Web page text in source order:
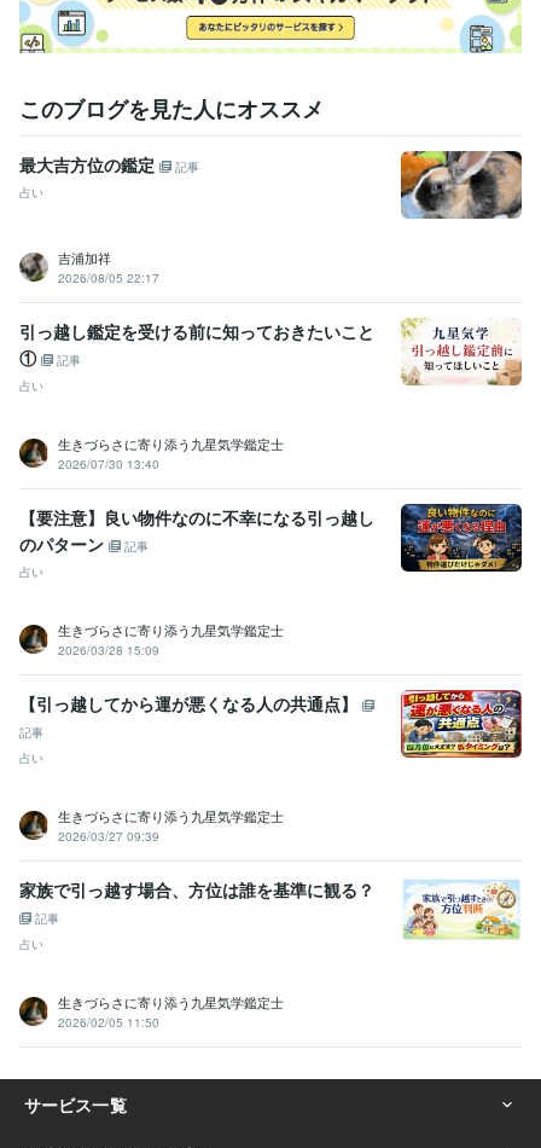
このブログを見た人にオススメ
最大吉方位の鑑定
記事
占い
吉浦加祥
2026/08/05 22:17
引っ越し鑑定を受ける前に知っておきたいこと
①
記事
占い
生きづらさに寄り添う九星気学鑑定士
2026/07/30 13:40
【要注意】良い物件なのに不幸になる引っ越し
のパターン
記事
占い
生きづらさに寄り添う九星気学鑑定士
2026/03/28 15:09
【引っ越してから運が悪くなる人の共通点】
記事
占い
生きづらさに寄り添う九星気学鑑定士
2026/03/27 09:39
家族で引っ越す場合、方位は誰を基準に観る？
記事
占い
生きづらさに寄り添う九星気学鑑定士
2026/02/05 11:50